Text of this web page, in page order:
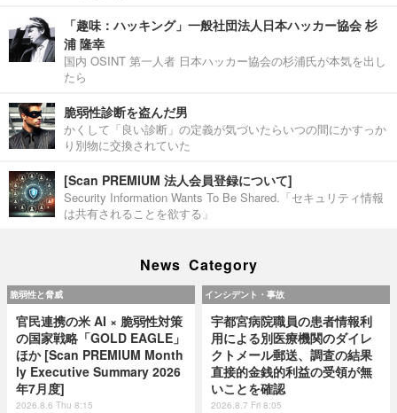
「趣味：ハッキング」一般社団法人日本ハッカー協会 杉
浦 隆幸
国内 OSINT 第一人者 日本ハッカー協会の杉浦氏が本気を出し
たら
脆弱性診断を盗んだ男
かくして「良い診断」の定義が気づいたらいつの間にかすっか
り別物に交換されていた
[Scan PREMIUM 法人会員登録について]
Security Information Wants To Be Shared.「セキュリティ情報
は共有されることを欲する」
News Category
脆弱性と脅威
官民連携の米 AI × 脆弱性対策
の国家戦略「GOLD EAGLE」
ほか [Scan PREMIUM Month
ly Executive Summary 2026
年7月度]
2026.8.6 Thu 8:15
インシデント・事故
宇都宮病院職員の患者情報利
用による別医療機関のダイレ
クトメール郵送、調査の結果
直接的金銭的利益の受領が無
いことを確認
2026.8.7 Fri 8:05